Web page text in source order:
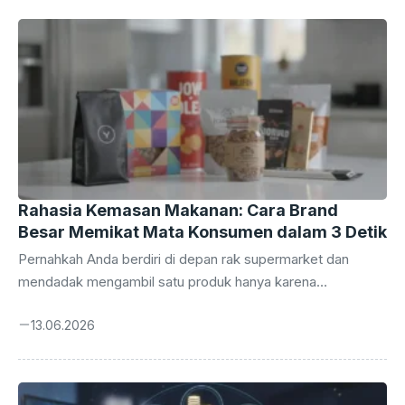
Rahasia Kemasan Makanan: Cara Brand
Besar Memikat Mata Konsumen dalam 3 Detik
Pernahkah Anda berdiri di depan rak supermarket dan
mendadak mengambil satu produk hanya karena
absolut dari sebuah desain kemasan produk makanan yang
ini, mata konsumen hanya butuh tiga detik untuk
13.06.2026